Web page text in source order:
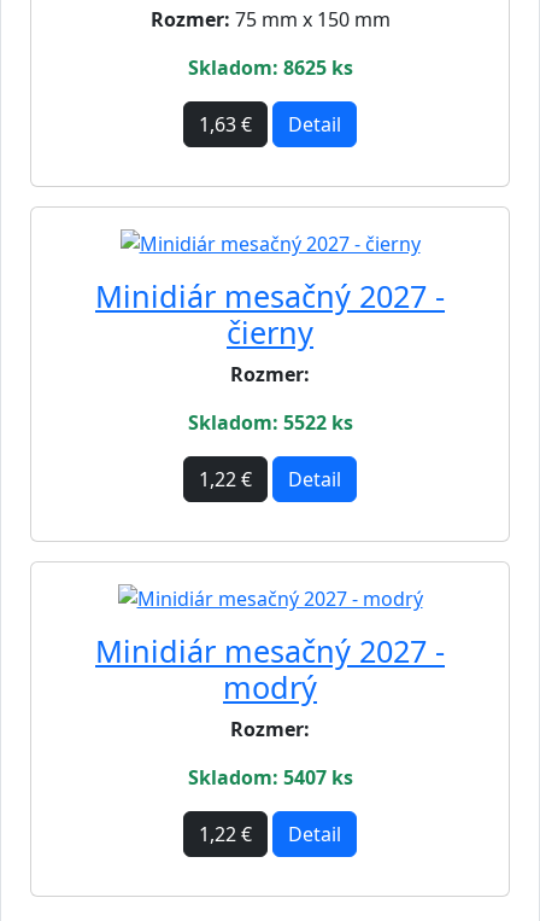
Rozmer: 75 mm x 150 mm
Skladom: 8625 ks
1,63 € Detail
Minidiár mesačný 2027 -
čierny
Rozmer:
Skladom: 5522 ks
1,22 € Detail
Minidiár mesačný 2027 -
modrý
Rozmer:
Skladom: 5407 ks
1,22 € Detail